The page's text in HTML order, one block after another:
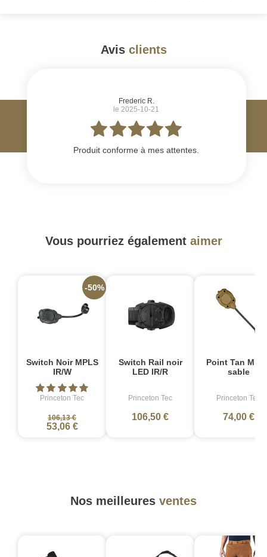
Avis clients
Frederic R.
le 2025-10-21
Produit conforme à mes attentes.
Vous pourriez également aimer
Switch Noir MPLS
IR/W
Princeton Tec
106,13 €
53,06 €
-50%
Switch Rail noir
LED IR/R
Princeton Tec
106,50 €
Point Tan
sable
Princeton Tec
74,00 €
Nos meilleures ventes